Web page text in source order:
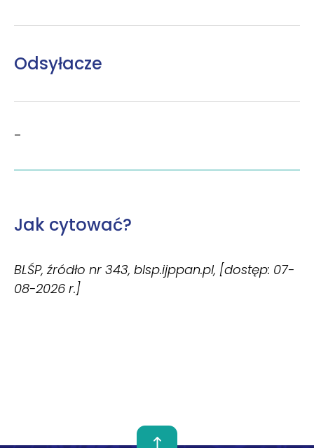
Odsyłacze
–
Jak cytować?
BLŚP, źródło nr 343, blsp.ijppan.pl, [dostęp: 07-
08-2026 r.]